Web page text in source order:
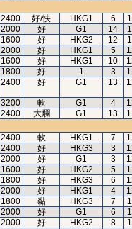
2400 好/快 HKG1 6
2000 好 G1 14
1600 好 HKG2 12
2000 好 HKG1 5
1600 好 HKG1 10
1800 好 1 3
2400 好 G1 13
3200 軟 G1 4
2400 大爛 G1 13
2400 軟 HKG1 7
2400 好 HKG3 3
2000 好 G1 3
1600 好 HKG2 5
1800 好 HKG3 6
2000 好 HKG1 4
1800 黏 HKG3 7
2000 好 G1 6
2000 好 HKG2 8